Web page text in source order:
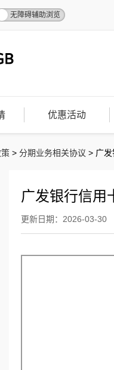
无障碍辅助浏览
优惠活动
> 分期业务相关协议 > 广
广发银行信用
更新日期：2026-03-30